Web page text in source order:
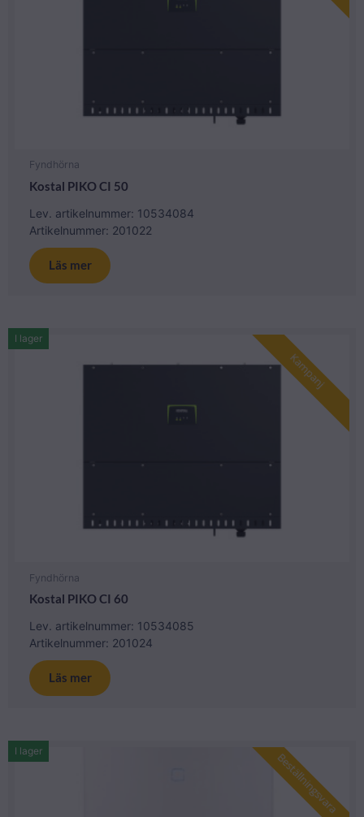
Fyndhörna
Kostal PIKO CI 50
Lev. artikelnummer: 10534084
Artikelnummer: 201022
Läs mer
Kampanj
Fyndhörna
Kostal PIKO CI 60
Lev. artikelnummer: 10534085
Artikelnummer: 201024
I lager
Läs mer
Beställningsvara
I lager